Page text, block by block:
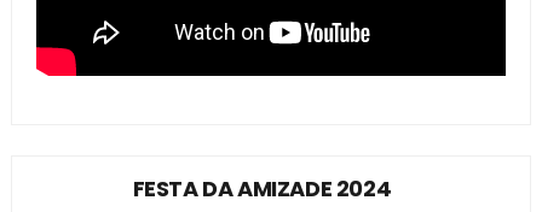
FESTA DA AMIZADE 2024